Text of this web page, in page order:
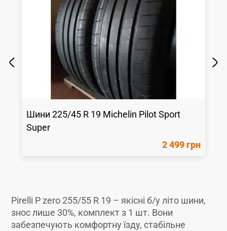
Шини225/45 R 19 Michelin Pilot Sport
Super
2 499 грн
Pirelli P zero 255/55 R 19 – якісні б/у літо шини,
знос лише 30%, комплект з 1 шт. Вони
забезпечують комфортну їзду, стабільне